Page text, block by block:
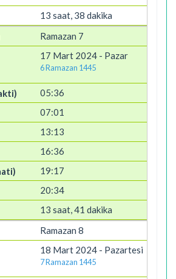
13 saat, 38 dakika
Ramazan 7
17 Mart 2024 - Pazar
6 Ramazan 1445
05:36
07:01
13:13
16:36
19:17
20:34
13 saat, 41 dakika
Ramazan 8
18 Mart 2024 - Pazartesi
7 Ramazan 1445